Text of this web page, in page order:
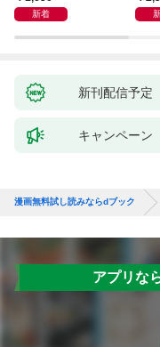
新着
新刊配信予定
キャンペーン
漫画無料試し読みならdブック
アプリな